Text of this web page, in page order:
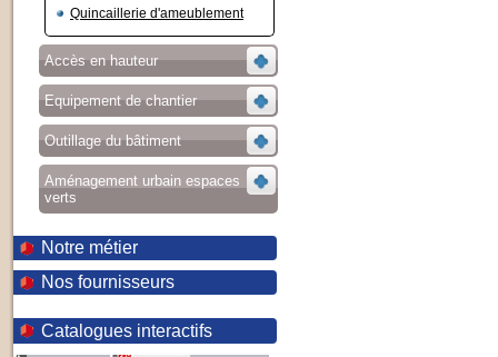
Quincaillerie d'ameublement
Accès en hauteur
Equipement de chantier
Outillage du bâtiment
Aménagement urbain espaces
verts
Notre métier
Nos fournisseurs
Catalogues interactifs